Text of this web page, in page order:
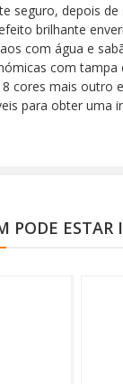
seguro, depois de
brilhante
com água e
com tampa
cores mais outro
para obter uma
PODE ESTAR